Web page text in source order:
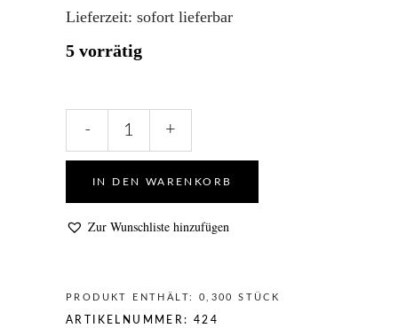
Lieferzeit: sofort lieferbar
5 vorrätig
Handseife
Lavendel
Spender
300
- +
IN DEN WARENKORB
Zur Wunschliste hinzufügen
PRODUKT ENTHÄLT: 0,300STÜCK
ARTIKELNUMMER: 424